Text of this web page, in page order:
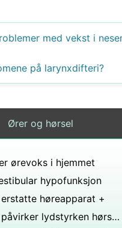
med vekst i
på larynxdifteri?
Ører og hørsel
ørevoks i hjemmet
hypofunksjon
høreapparat +
Hvordan påvirker lydstyrken hørselen?